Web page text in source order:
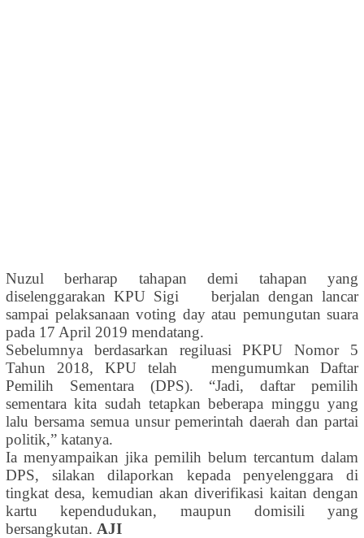
Nuzul berharap tahapan demi tahapanyang
diselenggarakan KPU Sigi
berjalan dengan lancar
sampai pelaksanaan voting dayatau pemungutan suara
pada 17 April 2019 mendatang.
Sebelumnya berdasarkan regiluasi PKPU Nomor 5
Tahun 2018, KPU telah mengumumkan
Daftar
Pemilih Sementara (DPS). “Jadi,daftar pemilih
sementara kita sudah tetapkan beberapa minggu yang
lalu bersama semua unsur pemerintah daerah dan partai
politik,” katanya.
Ia menyampaikan jika pemilih belum tercantum dalam
DPS, silakan dilaporkan kepada penyelenggaradi
tingkat desa, kemudian akan diverifikasi kaitan dengan
kartu kependudukan, maupun domisili yang
bersangkutan. AJI